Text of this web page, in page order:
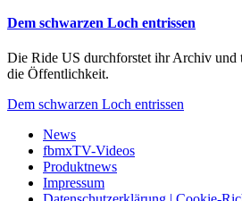
Dem schwarzen Loch entrissen
Die Ride US durchforstet ihr Archiv und
die Öffentlichkeit.
Dem schwarzen Loch entrissen
News
fbmxTV-Videos
Produktnews
Impressum